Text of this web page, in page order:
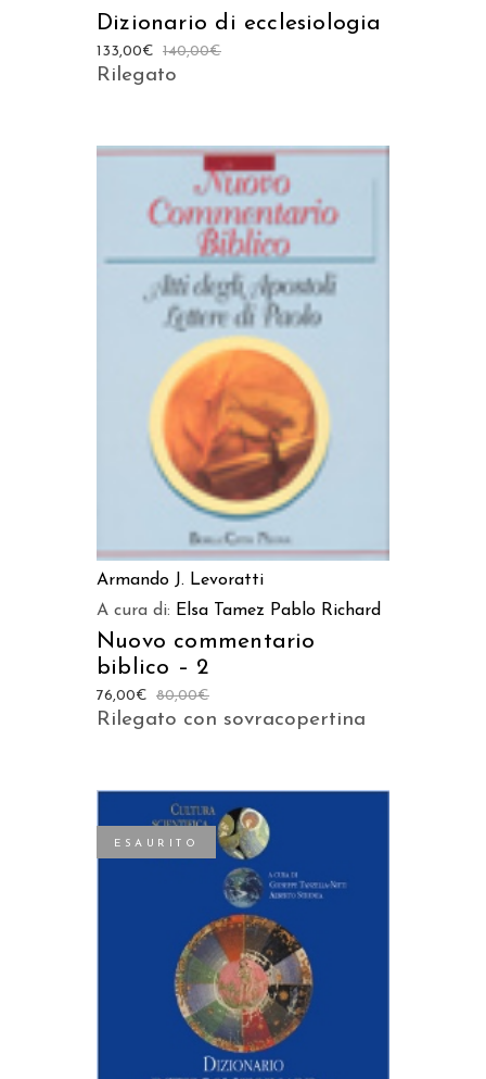
Dizionario di ecclesiologia
140,00€
133,00€
Rilegato
AGGIUNGI AL CARRELLO
Armando J. Levoratti
A cura di: Elsa Tamez Pablo Richard
Nuovo commentario
biblico – 2
80,00€
76,00€
Rilegato con sovracopertina
ESAURITO
LEGGI TUTTO